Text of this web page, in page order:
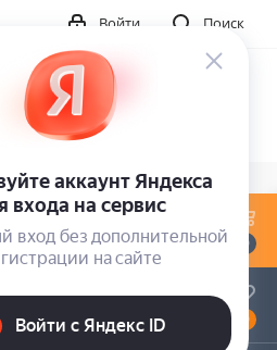
Поиск
Войти
0
0